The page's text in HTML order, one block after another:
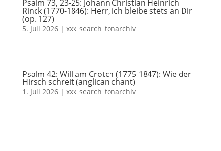
Psalm 73, 23-25: Johann Christian Heinrich
Rinck (1770-1846): Herr, ich bleibe stets an Dir
(op. 127)
5. Juli 2026| xxx_search_tonarchiv
Psalm 42: William Crotch (1775-1847): Wie der
Hirsch schreit (anglican chant)
1. Juli 2026| xxx_search_tonarchiv